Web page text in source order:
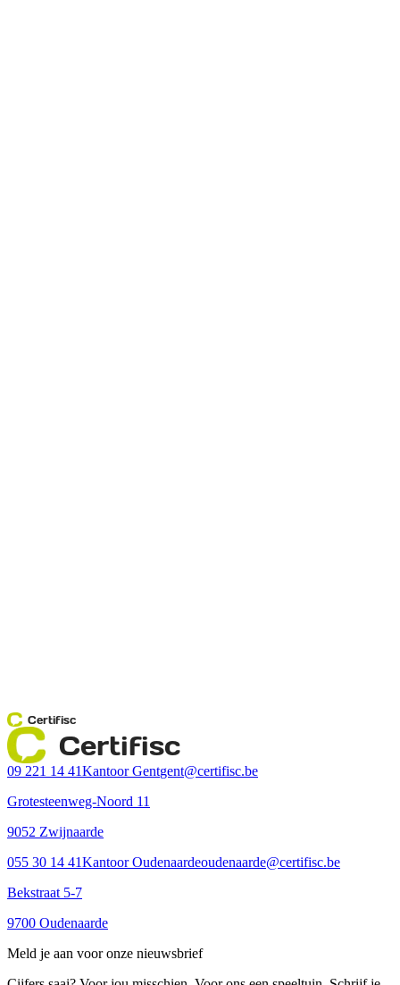
Certifisc
Certifisc
09 221 14 41Kantoor Gentgent@certifisc.be
Grotesteenweg-Noord 11
9052 Zwijnaarde
055 30 14 41Kantoor Oudenaardeoudenaarde@certifisc.be
Bekstraat 5-7
9700 Oudenaarde
Meld je aan voor onze nieuwsbrief